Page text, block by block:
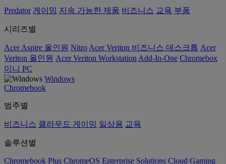
Predator 게이밍 지속 가능한 제품 비즈니스 교육 부품
시리즈별
Acer Aspire 올인원 Nitro Acer Veriton 비즈니스 데스크톱 Acer
Veriton 올인원 Acer Veriton Workstation Add-In-One Chromebox
미니 PC
Windows
Chromebook
범주별
비즈니스 클라우드 게이밍 일상용 교육
솔루션별
Chromebook Plus ChromeOS Enterprise Solutions Cloud Gaming